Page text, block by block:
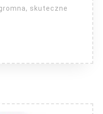
skuteczne